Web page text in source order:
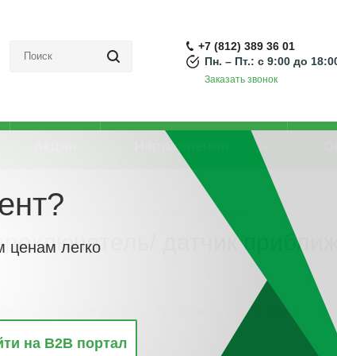
+7 (812) 389 36 01
Пн. – Пт.: с 9:00 до
Заказать звонок
Направления
переключатель/ датчик приближения
датчик
По цене По
ценам легко
на B2B портал